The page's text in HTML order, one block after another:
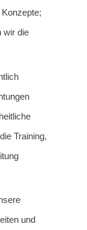
wir die
Training,
und